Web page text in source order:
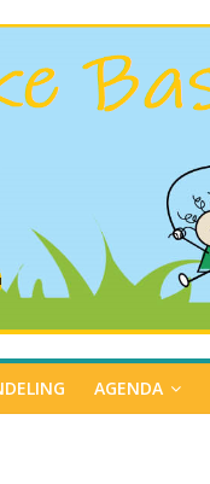
AGENDA